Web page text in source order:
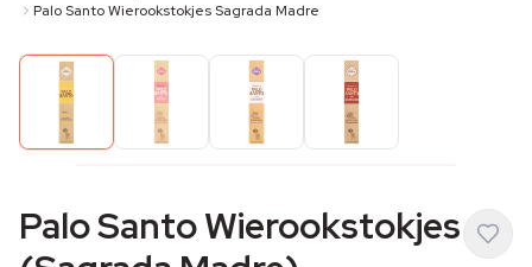
Palo Santo Wierookstokjes Sagrada Madre
Palo Santo Wierookstokjes